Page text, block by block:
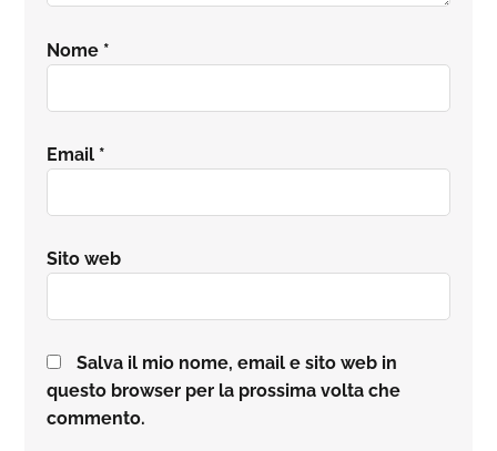
Nome *
Email *
Sito web
Salva il mio nome, email e sito web in
questo browser per la prossima volta che
commento.